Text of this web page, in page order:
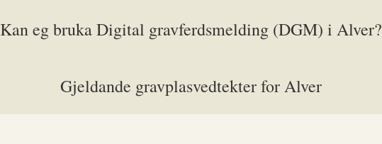
Kan eg bruka Digital gravferdsmelding (DGM) i Alver?
Gjeldande gravplasvedtekter for Alver